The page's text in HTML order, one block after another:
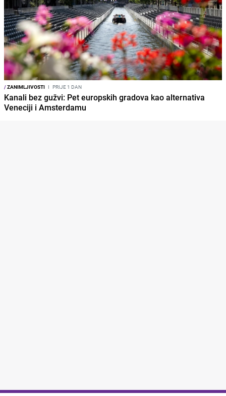
/ZANIMLJIVOSTI I PRIJE 1 DAN
Kanali bez gužvi: Pet europskih gradova kao alternativa
Veneciji i Amsterdamu